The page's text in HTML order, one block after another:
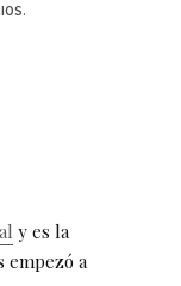
y es la
empezó a